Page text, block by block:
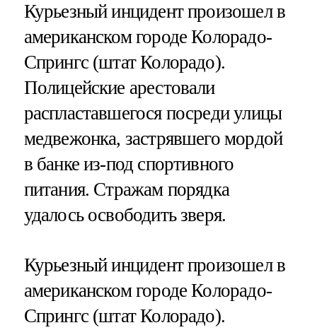
Курьезный инцидент произошел в
американском городе Колорадо-
Спрингс (штат Колорадо).
Полицейские арестовали
распластавшегося посреди улицы
медвежонка, застрявшего мордой
в банке из-под спортивного
питания. Стражам порядка
удалось освободить зверя.
Курьезный инцидент произошел в
американском городе Колорадо-
Спрингс (штат Колорадо).